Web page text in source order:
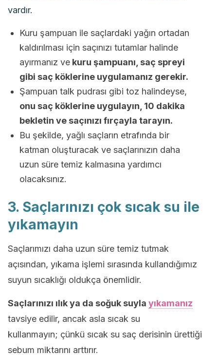
vardır.
Kuru şampuan ile saçlardaki yağın ortadan
kaldırılması için saçınızı tutamlar halinde
ayırmanız ve kuru şampuanı, saç spreyi
gibi saç köklerine uygulamanız gerekir.
Şampuan talk pudrası gibi toz halindeyse,
onu saç köklerine uygulayın, 10 dakika
bekletin ve saçınızı fırçayla tarayın.
Bu şekilde, yağlı saçların etrafında bir
katman oluşturacak ve saçlarınızın daha
uzun süre temiz kalmasına yardımcı
olacaksınız.
3. Saçlarınızı çok sıcak su ile
yıkamayın
Saçlarımızı daha uzun süre temiz tutmak
açısından, yıkama işlemi sırasında kullandığımız
suyun sıcaklığı oldukça önemlidir.
Saçlarınızı ılık ya da soğuk suyla yıkamanız
tavsiye edilir, ancak asla sıcak su
kullanmayın; çünkü sıcak su saç derisinin ürettiği
sebum miktarını arttırır.